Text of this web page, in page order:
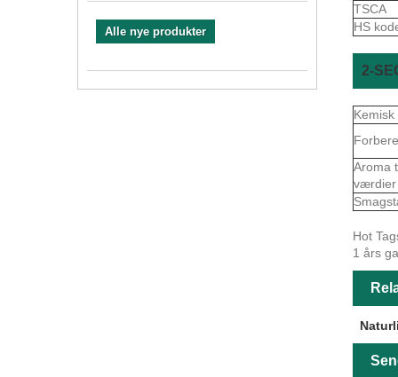
Alle nye produkter
TSCA
HS
2-
Aroma
værdier
Hot
1 års